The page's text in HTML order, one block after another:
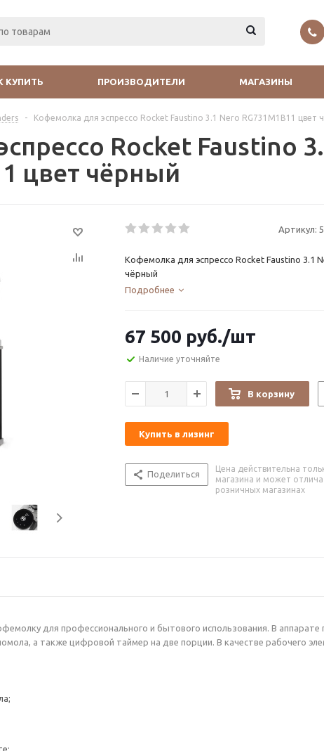
КУПИТЬ ПРОИЗВОДИТЕЛИ МАГАЗИНЫ
- Кофемолка для эспрессо Rocket Faustino 3.1 Nero RG731M1B11 цвет
Rocket Faustino
цвет чёрный
Артикул:
Кофемолка для эспрессо Rocket Faustino 3.1
чёрный
Подробнее
67 500 руб./шт
Наличие уточняйте
В корзину
Купить в лизинг
Поделиться
Цена действительна
магазина и может
розничных магазинах
для профессионального и бытового использования. В аппарате
а также цифровой таймер на две порции. В качестве рабочего